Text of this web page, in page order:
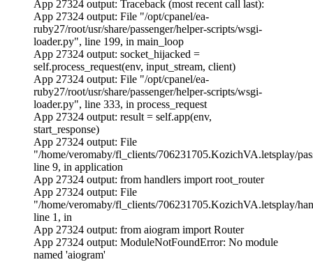
App 27324 output: Traceback (most recent call last):
App 27324 output: File "/opt/cpanel/ea-
ruby27/root/usr/share/passenger/helper-scripts/wsgi-
loader.py", line 199, in main_loop
App 27324 output: socket_hijacked =
self.process_request(env, input_stream, client)
App 27324 output: File "/opt/cpanel/ea-
ruby27/root/usr/share/passenger/helper-scripts/wsgi-
loader.py", line 333, in process_request
App 27324 output: result = self.app(env,
start_response)
App 27324 output: File
"/home/veromaby/fl_clients/706231705.KozichVA.letsplay/
line 9, in application
App 27324 output: from handlers import root_router
App 27324 output: File
"/home/veromaby/fl_clients/706231705.KozichVA.letsplay/
line 1, in
App 27324 output: from aiogram import Router
App 27324 output: ModuleNotFoundError: No module
named 'aiogram'